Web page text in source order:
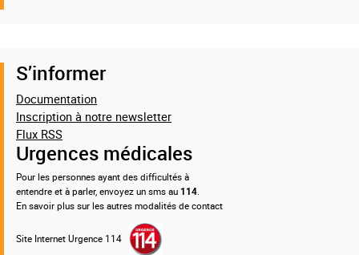
S’informer
Documentation
Inscription à notre newsletter
Flux RSS
Urgences médicales
Pour les personnes ayant des difficultés à
entendre et à parler, envoyez un sms au 114
En savoir plus sur les autres modalités de contact
Site Internet Urgence 114